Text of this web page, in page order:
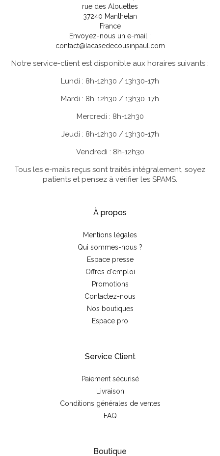
rue des Alouettes
37240 Manthelan
France
Envoyez-nous un e-mail :
contact@lacasedecousinpaul.com
Notre service-client est disponible aux horaires suivants :
Lundi : 8h-12h30 / 13h30-17h
Mardi : 8h-12h30 / 13h30-17h
Mercredi : 8h-12h30
Jeudi : 8h-12h30 / 13h30-17h
Vendredi : 8h-12h30
Tous les e-mails reçus sont traités intégralement, soyez
patients et pensez à vérifier les SPAMS.
À propos
Mentions légales
Qui sommes-nous ?
Espace presse
Offres d'emploi
Promotions
Contactez-nous
Nos boutiques
Espace pro
Service Client
Paiement sécurisé
Livraison
Conditions générales de ventes
FAQ
Boutique